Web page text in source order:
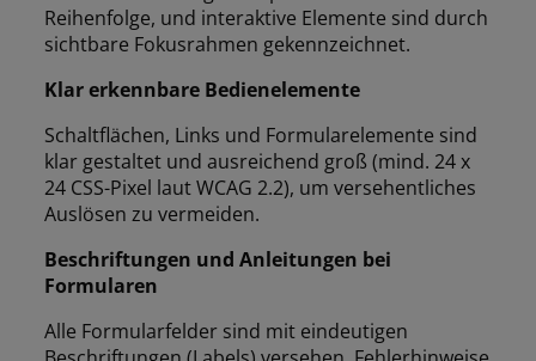
Reihenfolge, und interaktive Elemente sind durch
sichtbare Fokusrahmen gekennzeichnet.
Klar erkennbare Bedienelemente
Schaltflächen, Links und Formularelemente sind
klar gestaltet und ausreichend groß (mind. 24 x
24 CSS-Pixel laut WCAG 2.2), um versehentliches
Auslösen zu vermeiden.
Beschriftungen und Anleitungen bei
Formularen
Alle Formularfelder sind mit eindeutigen